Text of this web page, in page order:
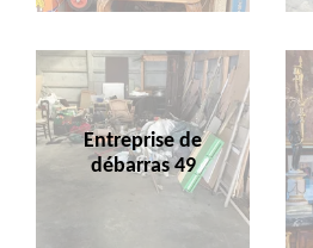
Entreprise de
débarras 49